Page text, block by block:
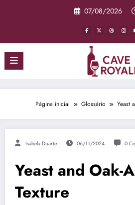
07/08/2026
Página inicial Glossário Yeast
Isabela Duarte 06/11/2024 0
Yeast and Oak-
Texture